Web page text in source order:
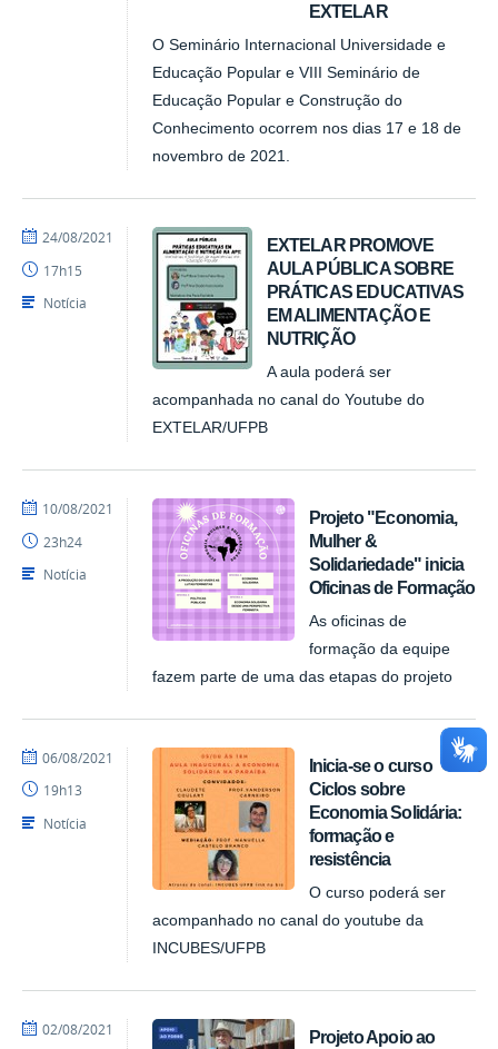
EXTELAR
O Seminário Internacional Universidade e
Educação Popular e VIII Seminário de
Educação Popular e Construção do
Conhecimento ocorrem nos dias 17 e 18 de
novembro de 2021.
EXTELAR PROMOVE
AULA PÚBLICA SOBRE
PRÁTICAS EDUCATIVAS
EM ALIMENTAÇÃO E
NUTRIÇÃO
A aula poderá ser
acompanhada no canal do Youtube do
EXTELAR/UFPB
por
publicado
24/08/2021
17h15
Notícia
Projeto "Economia,
Mulher &
Solidariedade" inicia
Oficinas de Formação
As oficinas de
formação da equipe
fazem parte de uma das etapas do projeto
por
publicado
10/08/2021
23h24
Notícia
Inicia-se o curso
Ciclos sobre
Economia Solidária:
formação e
resistência
O curso poderá ser
acompanhado no canal do youtube da
INCUBES/UFPB
por
publicado
06/08/2021
19h13
Notícia
Projeto Apoio ao
por
publicado
02/08/2021